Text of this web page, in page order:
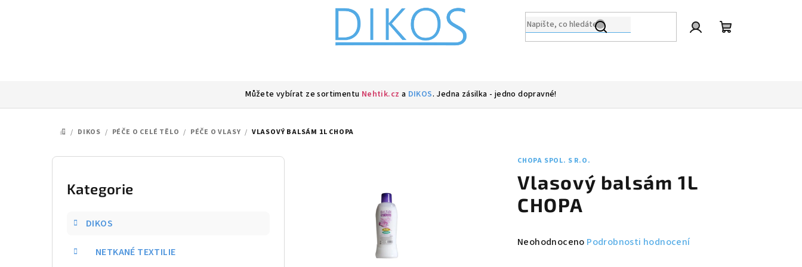
Můžete vybírat ze sortimentu Nehtik.cz a DIKOS. Jedna zásilka - jedno dopravné!
DOMŮ
/ DIKOS / PÉČE O CELÉ TĚLO / PÉČE O VLASY / VLASOVÝ BALSÁM 1L CHOPA
P
Přeskočit
kategorie
Kategorie
DIKOS
NETKANÉ TEXTILIE
CHOPA SPOL. S R.O.
Vlasový balsám 1L
CHOPA
Průměrné
Neohodnoceno Podrobnosti hodnocení